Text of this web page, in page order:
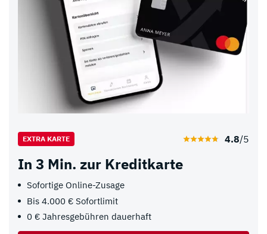
EXTRA KARTE 4.8/5
In 3 Min. zur Kreditkarte
Sofortige Online-Zusage
Bis 4.000 € Sofortlimit
0 € Jahresgebühren dauerhaft